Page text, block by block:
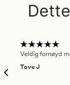
Veldig fornøyd
Tove J